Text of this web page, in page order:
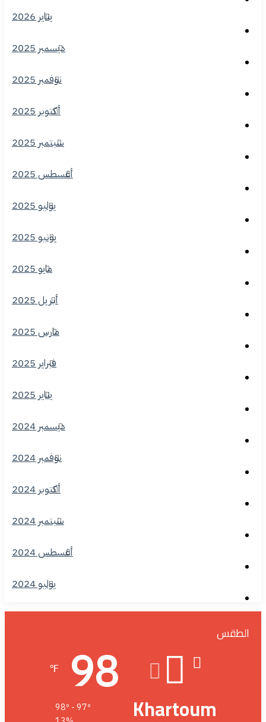
يناير 2026
ديسمبر 2025
نوفمبر 2025
أكتوبر 2025
سبتمبر 2025
أغسطس 2025
يوليو 2025
يونيو 2025
مايو 2025
أبريل 2025
مارس 2025
فبراير 2025
يناير 2025
ديسمبر 2024
نوفمبر 2024
أكتوبر 2024
سبتمبر 2024
أغسطس 2024
يوليو 2024
الطقس
Khartoum
98
℉
98º - 97º